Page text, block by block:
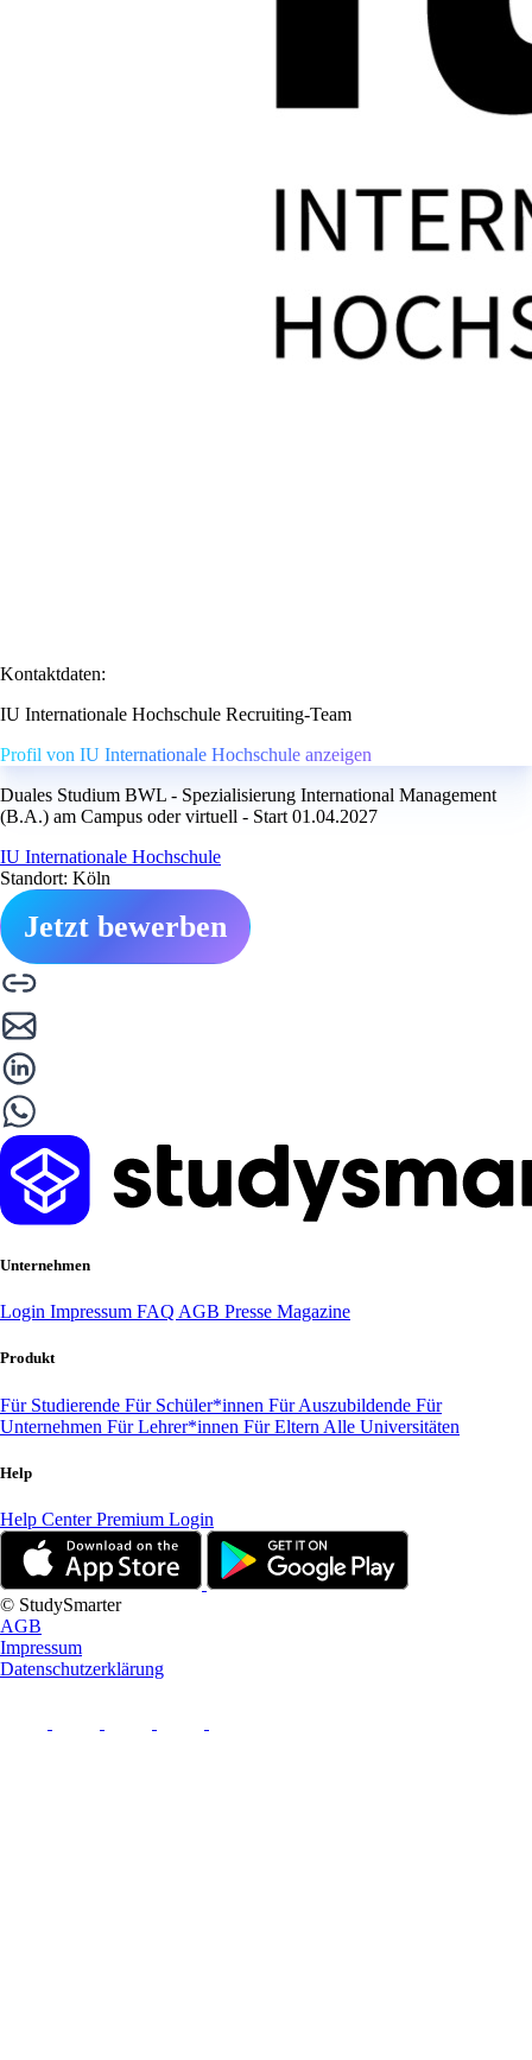
Kontaktdaten:
IU Internationale Hochschule Recruiting-Team
Profil von IU Internationale Hochschule anzeigen
Duales Studium BWL - Spezialisierung International Management
(B.A.) am Campus oder virtuell - Start 01.04.2027
IU Internationale Hochschule
Standort: Köln
Jetzt bewerben
Unternehmen
Login Impressum FAQ AGB Presse Magazine
Produkt
Für Studierende Für Schüler*innen Für Auszubildende Für
Unternehmen Für Lehrer*innen Für Eltern Alle Universitäten
Help
Help CenterPremium Login
© StudySmarter
AGB
Impressum
Datenschutzerklärung